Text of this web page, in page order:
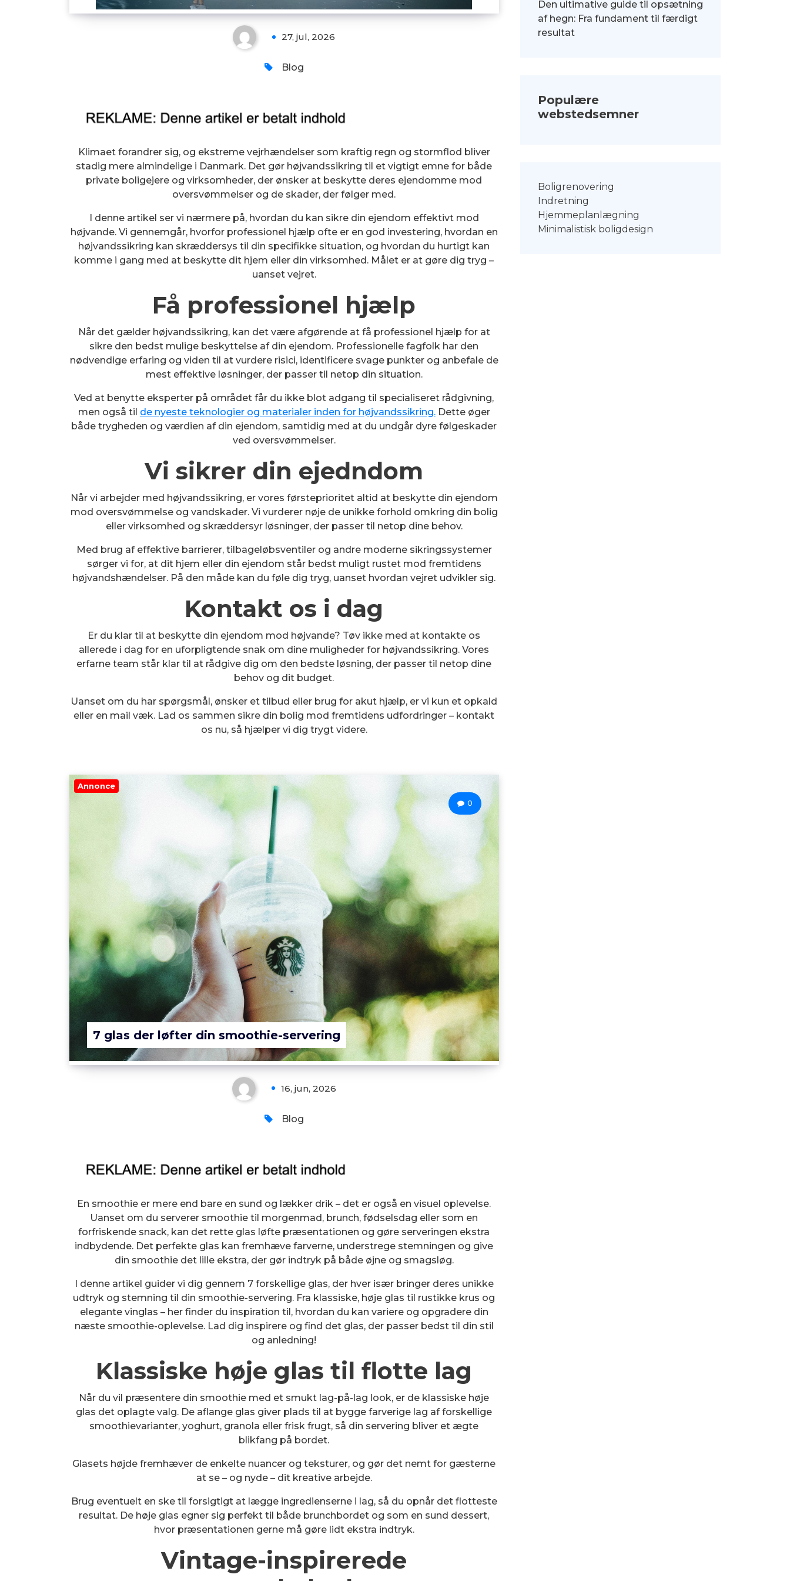
27, jul, 2026
Blog
Klimaet forandrer sig, og ekstreme vejrhændelser som kraftig regn og stormflod bliver
stadig mere almindelige i Danmark. Det gør højvandssikring til et vigtigt emne for både
private boligejere og virksomheder, der ønsker at beskytte deres ejendomme mod
oversvømmelser og de skader, der følger med.
I denne artikel ser vi nærmere på, hvordan du kan sikre din ejendom effektivt mod
højvande. Vi gennemgår, hvorfor professionel hjælp ofte er en god investering, hvordan en
højvandssikring kan skræddersys til din specifikke situation, og hvordan du hurtigt kan
komme i gang med at beskytte dit hjem eller din virksomhed. Målet er at gøre dig tryg –
uanset vejret.
Få professionel hjælp
Når det gælder højvandssikring, kan det være afgørende at få professionel hjælp for at
sikre den bedst mulige beskyttelse af din ejendom. Professionelle fagfolk har den
nødvendige erfaring og viden til at vurdere risici, identificere svage punkter og anbefale de
mest effektive løsninger, der passer til netop din situation.
Ved at benytte eksperter på området får du ikke blot adgang til specialiseret rådgivning,
men også til de nyeste teknologier og materialer inden for højvandssikring.Dette øger
både trygheden og værdien af din ejendom, samtidig med at du undgår dyre følgeskader
ved oversvømmelser.
Vi sikrer din ejedndom
Når vi arbejder med højvandssikring, er vores førsteprioritet altid at beskytte din ejendom
mod oversvømmelse og vandskader. Vi vurderer nøje de unikke forhold omkring din bolig
eller virksomhed og skræddersyr løsninger, der passer til netop dine behov.
Med brug af effektive barrierer, tilbageløbsventiler og andre moderne sikringssystemer
sørger vi for, at dit hjem eller din ejendom står bedst muligt rustet mod fremtidens
højvandshændelser. På den måde kan du føle dig tryg, uanset hvordan vejret udvikler sig.
Kontakt os i dag
Er du klar til at beskytte din ejendom mod højvande? Tøv ikke med at kontakte os
allerede i dag for en uforpligtende snak om dine muligheder for højvandssikring. Vores
erfarne team står klar til at rådgive dig om den bedste løsning, der passer til netop dine
behov og dit budget.
Uanset om du har spørgsmål, ønsker et tilbud eller brug for akut hjælp, er vi kun et opkald
eller en mail væk. Lad os sammen sikre din bolig mod fremtidens udfordringer – kontakt
os nu, så hjælper vi dig trygt videre.
Annonce
7 glas der løfter din smoothie-servering
0
16, jun, 2026
Blog
En smoothie er mere end bare en sund og lækker drik – det er også en visuel oplevelse.
Uanset om du serverer smoothie til morgenmad, brunch, fødselsdag eller som en
forfriskende snack, kan det rette glas løfte præsentationen og gøre serveringen ekstra
indbydende. Det perfekte glas kan fremhæve farverne, understrege stemningen og give
din smoothie det lille ekstra, der gør indtryk på både øjne og smagsløg.
I denne artikel guider vi dig gennem 7 forskellige glas, der hver især bringer deres unikke
udtryk og stemning til din smoothie-servering. Fra klassiske, høje glas til rustikke krus og
elegante vinglas – her finder du inspiration til, hvordan du kan variere og opgradere din
næste smoothie-oplevelse. Lad dig inspirere og find det glas, der passer bedst til din stil
og anledning!
Klassiske høje glas til flotte lag
Når du vil præsentere din smoothie med et smukt lag-på-lag look, er de klassiske høje
glas det oplagte valg. De aflange glas giver plads til at bygge farverige lag af forskellige
smoothievarianter, yoghurt, granola eller frisk frugt, så din servering bliver et ægte
blikfang på bordet.
Glasets højde fremhæver de enkelte nuancer og teksturer, og gør det nemt for gæsterne
at se – og nyde – dit kreative arbejde.
Brug eventuelt en ske til forsigtigt at lægge ingredienserne i lag, så du opnår det flotteste
resultat. De høje glas egner sig perfekt til både brunchbordet og som en sund dessert,
hvor præsentationen gerne må gøre lidt ekstra indtryk.
Vintage-inspirerede
Den ultimative guide til opsætning
af hegn: Fra fundament til færdigt
resultat
Populære
webstedsemner
Boligrenovering
Indretning
Hjemmeplanlægning
Minimalistisk boligdesign